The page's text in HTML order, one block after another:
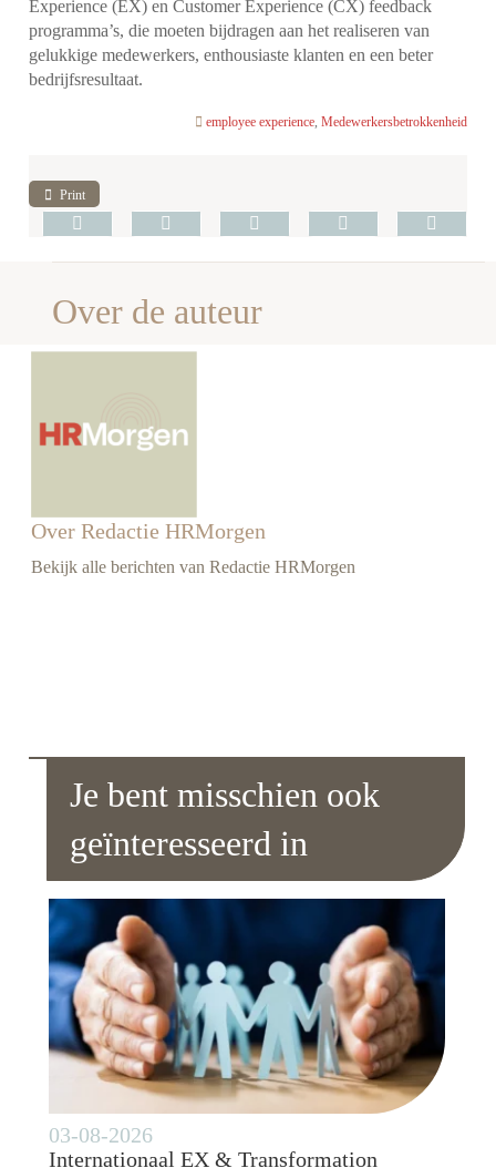
Experience (EX) en Customer Experience (CX) feedback
programma’s, die moeten bijdragen aan het realiseren van
gelukkige medewerkers, enthousiaste klanten en een beter
bedrijfsresultaat.
employee experience, Medewerkersbetrokkenheid
Print
Over de auteur
Over Redactie HRMorgen
Bekijk alle berichten van Redactie HRMorgen
Je bent misschien ook
geïnteresseerd in
03-08-2026
Internationaal EX & Transformation